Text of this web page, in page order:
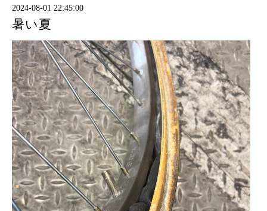
2024-08-01 22:45:00
暑い夏